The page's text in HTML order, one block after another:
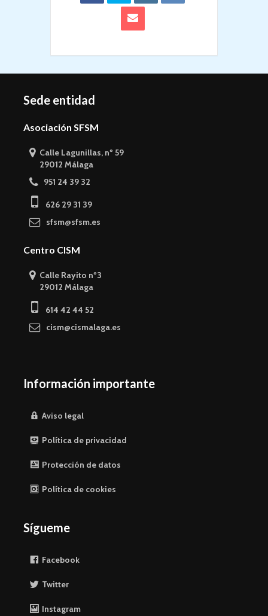
Sede entidad
Asociación SFSM
Calle Lagunillas, nº 59
29012 Málaga
951 24 39 32
626 29 31 39
sfsm@sfsm.es
Centro CISM
Calle Rayito nº3
29012 Málaga
614 42 44 52
cism@cismalaga.es
Información importante
Aviso legal
Política de privacidad
Protección de datos
Política de cookies
Sígueme
Facebook
Twitter
Instagram